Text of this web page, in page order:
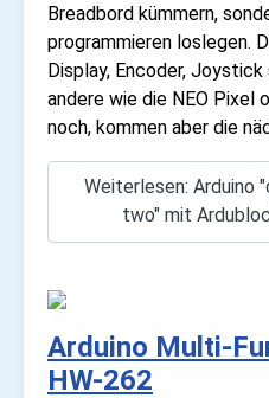
Breadbord kümmern,
programmieren loslegen.
Display, Encoder,
andere wie die NEO Pixel
noch, kommen aber die
Weiterlesen: Arduino
two" mit
Arduino Multi-
HW-262